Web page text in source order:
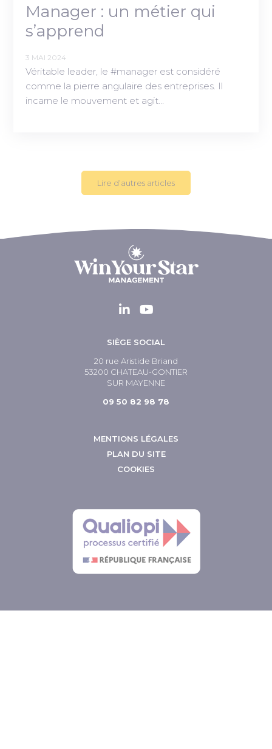
Manager : un métier qui
s’apprend
3 MAI 2024
Véritable leader, le #manager est considéré
comme la pierre angulaire des entreprises. Il
incarne le mouvement et agit…
Lire d’autres articles
SIÈGE SOCIAL
20 rue Aristide Briand
53200 CHATEAU-GONTIER
SUR MAYENNE
09 50 82 98 78
MENTIONS LÉGALES
PLAN DU SITE
COOKIES